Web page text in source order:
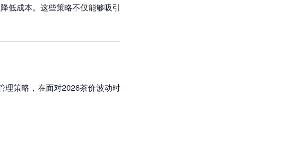
低成本。这些策略不仅能够吸引
理策略，在面对2026茶价波动时